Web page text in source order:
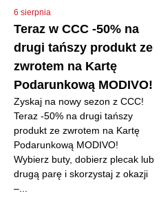
6 sierpnia
Teraz w CCC -50% na
drugi tańszy produkt ze
zwrotem na Kartę
Podarunkową MODIVO!
Zyskaj na nowy sezon z CCC!
Teraz -50% na drugi tańszy
produkt ze zwrotem na Kartę
Podarunkową MODIVO!
Wybierz buty, dobierz plecak lub
drugą parę i skorzystaj z okazji
–...